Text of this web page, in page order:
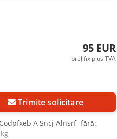
95 EUR
preț fix plus TVA
Trimite solicitare
A Sncj Alnsrf -fără: